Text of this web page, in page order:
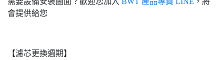
會提供給您
【濾芯更換週期】